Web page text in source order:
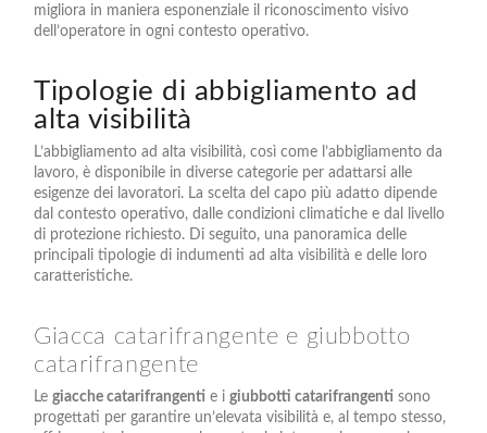
migliora in maniera esponenziale il riconoscimento visivo
dell’operatore in ogni contesto operativo.
Tipologie di abbigliamento ad
alta visibilità
L’abbigliamento ad alta visibilità, così come l’abbigliamento da
lavoro, è disponibile in diverse categorie per adattarsi alle
esigenze dei lavoratori. La scelta del capo più adatto dipende
dal contesto operativo, dalle condizioni climatiche e dal livello
di protezione richiesto. Di seguito, una panoramica delle
principali tipologie di indumenti ad alta visibilità e delle loro
caratteristiche.
Giacca catarifrangente e giubbotto
catarifrangente
Le giacche catarifrangenti e i giubbotti catarifrangenti sono
progettati per garantire un’elevata visibilità e, al tempo stesso,